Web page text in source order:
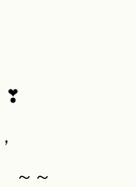
❣︎
～～